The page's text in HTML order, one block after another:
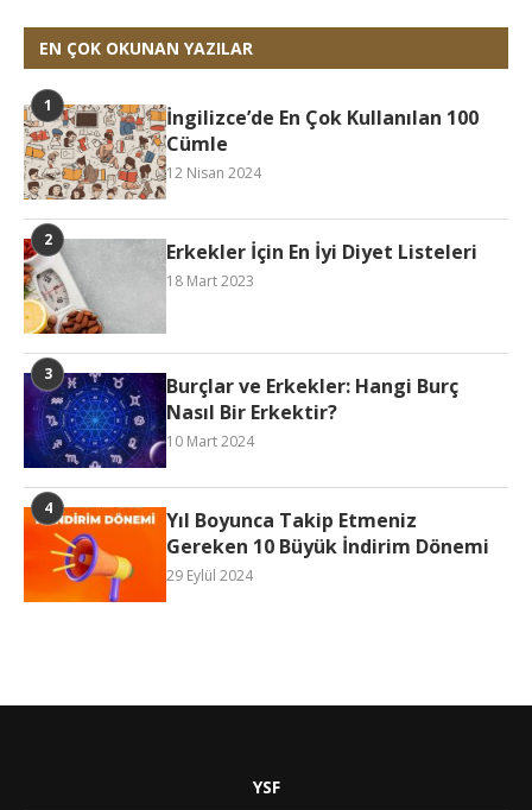
EN ÇOK OKUNAN YAZILAR
İngilizce’de En Çok Kullanılan 100
Cümle
12 Nisan 2024
Erkekler İçin En İyi Diyet Listeleri
18 Mart 2023
Burçlar ve Erkekler: Hangi Burç
Nasıl Bir Erkektir?
10 Mart 2024
Yıl Boyunca Takip Etmeniz
Gereken 10 Büyük İndirim Dönemi
29 Eylül 2024
YSF